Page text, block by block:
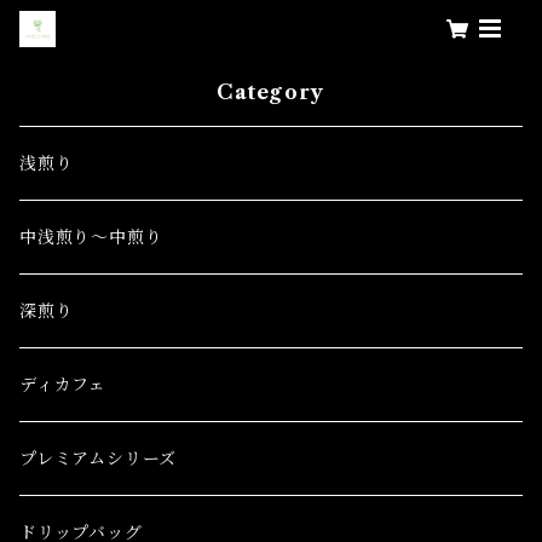
Category
浅煎り
中浅煎り～中煎り
深煎り
ディカフェ
プレミアムシリーズ
ドリップバッグ